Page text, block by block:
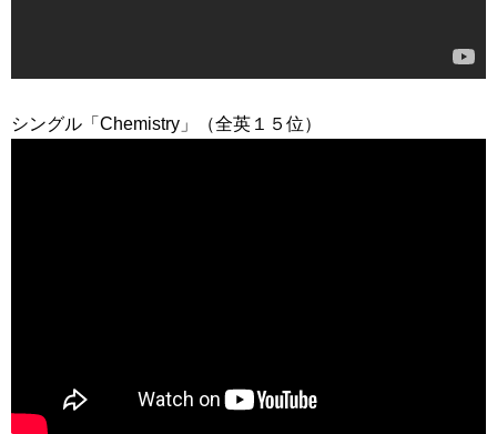
シングル「Chemistry」（全英１５位）